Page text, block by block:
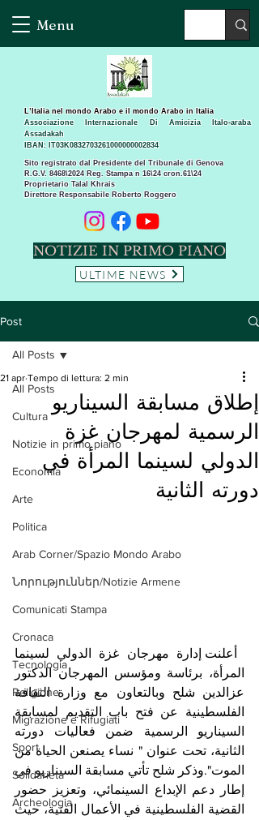
Menu
Sito registrato dal Presidente del Tribunale di Genova
R.G.V. 8468\2024 Reg. Stampa n 16\24 cron.61\24 ​
Proprietario Talal Khrais
Direttore Responsabile Roberto Roggero
L’Italia nel mondo Arabo e il mondo Arabo in Italia
Associazione Internazionale Di Amicizia Italo-araba
Assadakah
IBAN: IT03K0832703261000000002834
NOTIZIE IN PRIMO PIANO
ULTIME NEWS
Post
All Posts
Cultura
Notizie in primo piano
Economia
Arte
Politica
Arab Corner/Spazio Mondo Arabo
Նորություններ/Notizie Armene
Comunicati Stampa
Cronaca
Tecnologia
Religione
Migrazione e Rifugiati
Sport
Solidarietà
Archeologia
All Posts
إطلاق مسابقة السيناريو
الرسمية لمهرجان غزة
الدولي لسينما المرأة في
دورته الثانية
21 apr Tempo di lettura: 2 min
عزالدين شلح وبالتعاون مع وزارة الثقافة
الثانية، تحت عنوان " نساء يصنعن الحياة من
الموت".وذكر شلح تأتي مسابقة السيناريو في
القضية الفلسطينية في الأعمال الفنية، حيث